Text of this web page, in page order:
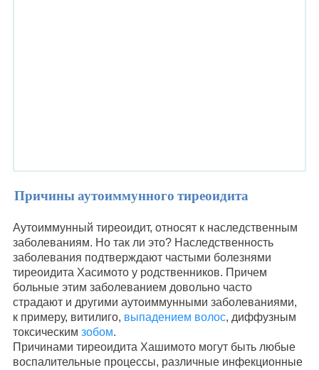
Причины аутоиммунного тиреоидита
Аутоиммунный тиреоидит, относят к наследственным
заболеваниям. Но так ли это? Наследственность
заболевания подтверждают частыми болезнями
тиреоидита Хасимото у родственников. Причем
больные этим заболеванием довольно часто
страдают и другими аутоиммунными заболеваниями,
к примеру, витилиго, выпадением волос, диффузным
токсическим зобом.
Причинами тиреоидита Хашимото могут быть любые
воспалительные процессы, различные инфекционные